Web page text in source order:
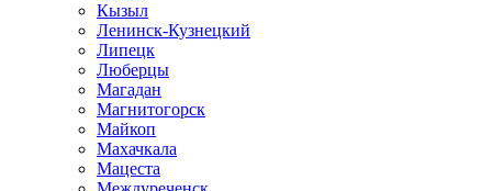
Кызыл
Ленинск-Кузнецкий
Липецк
Люберцы
Магадан
Магнитогорск
Майкоп
Махачкала
Мацеста